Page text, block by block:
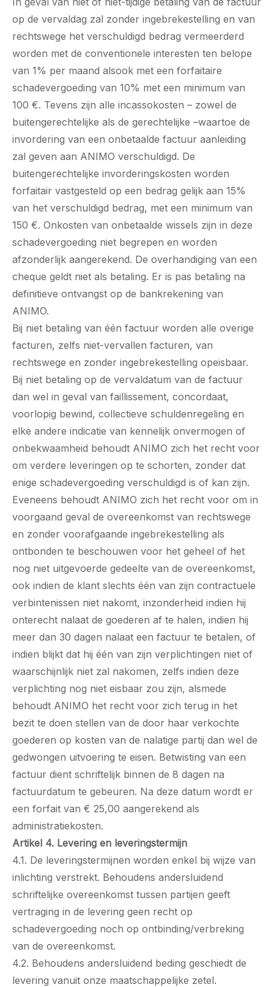
op de vervaldag zal zonder ingebrekestelling en van
rechtswege het verschuldigd bedrag vermeerderd
worden met de conventionele interesten ten belope
van 1% per maand alsook met een forfaitaire
schadevergoeding van 10% met een minimum van
100 €. Tevens zijn alle incassokosten – zowel de
buitengerechtelijke als de gerechtelijke –waartoe de
invordering van een onbetaalde factuur aanleiding
zal geven aan ANIMO verschuldigd. De
buitengerechtelijke invorderingskosten worden
forfaitair vastgesteld op een bedrag gelijk aan 15%
van het verschuldigd bedrag, met een minimum van
150 €. Onkosten van onbetaalde wissels zijn in deze
schadevergoeding niet begrepen en worden
afzonderlijk aangerekend. De overhandiging van een
cheque geldt niet als betaling. Er is pas betaling na
definitieve ontvangst op de bankrekening van
ANIMO.
Bij niet betaling van één factuur worden alle overige
facturen, zelfs niet-vervallen facturen, van
rechtswege en zonder ingebrekestelling opeisbaar.
Bij niet betaling op de vervaldatum van de factuur
dan wel in geval van faillissement, concordaat,
voorlopig bewind, collectieve schuldenregeling en
elke andere indicatie van kennelijk onvermogen of
onbekwaamheid behoudt ANIMO zich het recht voor
om verdere leveringen op te schorten, zonder dat
enige schadevergoeding verschuldigd is of kan zijn.
Eveneens behoudt ANIMO zich het recht voor om in
voorgaand geval de overeenkomst van rechtswege
en zonder voorafgaande ingebrekestelling als
ontbonden te beschouwen voor het geheel of het
nog niet uitgevoerde gedeelte van de overeenkomst,
ook indien de klant slechts één van zijn contractuele
verbintenissen niet nakomt, inzonderheid indien hij
onterecht nalaat de goederen af te halen, indien hij
meer dan 30 dagen nalaat een factuur te betalen, of
indien blijkt dat hij één van zijn verplichtingen niet of
waarschijnlijk niet zal nakomen, zelfs indien deze
verplichting nog niet eisbaar zou zijn, alsmede
behoudt ANIMO het recht voor zich terug in het
bezit te doen stellen van de door haar verkochte
goederen op kosten van de nalatige partij dan wel de
gedwongen uitvoering te eisen. Betwisting van een
factuur dient schriftelijk binnen de 8 dagen na
factuurdatum te gebeuren. Na deze datum wordt er
een forfait van € 25,00 aangerekend als
administratiekosten.
Artikel 4. Levering en leveringstermijn
4.1. De leveringstermijnen worden enkel bij wijze van
inlichting verstrekt. Behoudens andersluidend
schriftelijke overeenkomst tussen partijen geeft
vertraging in de levering geen recht op
schadevergoeding noch op ontbinding/verbreking
van de overeenkomst.
4.2. Behoudens andersluidend beding geschiedt de
levering vanuit onze maatschappelijke zetel.